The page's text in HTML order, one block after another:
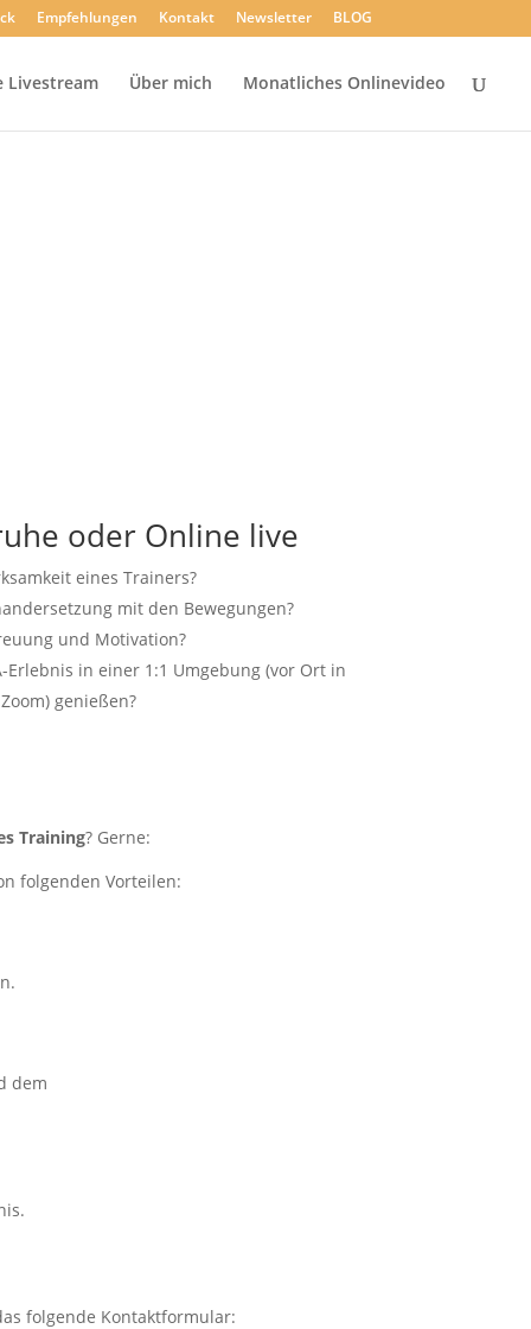
Empfehlungen Kontakt Newsletter BLOG
Livestream Über mich Monatliches Onlinevideo
oder Online live
eines Trainers?
mit den Bewegungen?
und Motivation?
Erlebnis in einer 1:1 Umgebung (vor Ort in
genießen?
Training? Gerne:
folgenden Vorteilen:
dem
folgende Kontaktformular: